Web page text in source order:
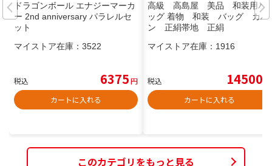
ドラゴンボール エナジーマーカ
ー 2nd anniversary パラレルセ
ット
マイストア在庫： 3522
税込 6375円
カートに入れる
高級 高島屋 美品 和装用バ
ッグ 着物 和装 バッグ カバ
ン 正絹帯地 正絹
マイストア在庫： 1916
税込 14500
カートに入れる
このカテゴリをもっと見る